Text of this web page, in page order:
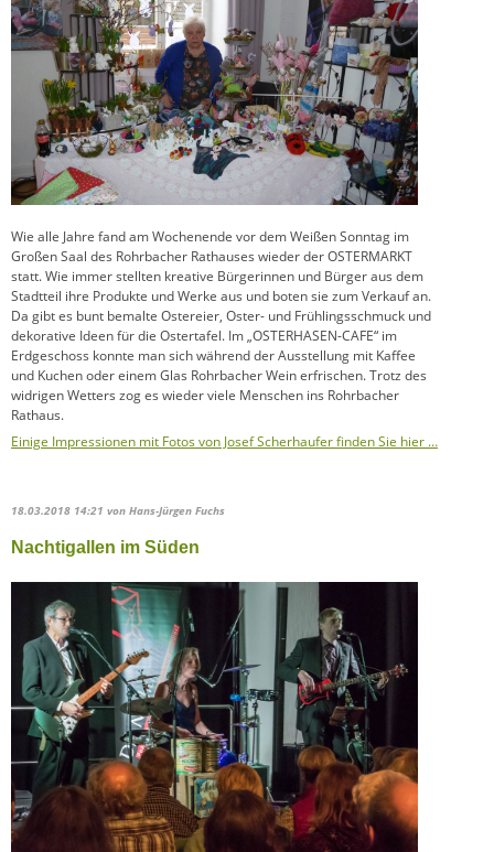
Wie alle Jahre fand am Wochenende vor dem Weißen Sonntag im
Großen Saal des Rohrbacher Rathauses wieder der OSTERMARKT
statt. Wie immer stellten kreative Bürgerinnen und Bürger aus dem
Stadtteil ihre Produkte und Werke aus und boten sie zum Verkauf an.
Da gibt es bunt bemalte Ostereier, Oster- und Frühlingsschmuck und
dekorative Ideen für die Ostertafel. Im „OSTERHASEN-CAFE“ im
Erdgeschoss konnte man sich während der Ausstellung mit Kaffee
und Kuchen oder einem Glas Rohrbacher Wein erfrischen. Trotz des
widrigen Wetters zog es wieder viele Menschen ins Rohrbacher
Rathaus.
Einige Impressionen mit Fotos von Josef Scherhaufer finden Sie hier …
18.03.2018 14:21 von Hans-Jürgen Fuchs
Nachtigallen im Süden